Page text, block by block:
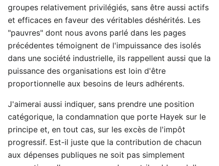
groupes relativement privilégiés, sans être aussi actifs
et efficaces en faveur des véritables déshérités. Les
"pauvres" dont nous avons parlé dans les pages
précédentes témoignent de l'impuissance des isolés
dans une société industrielle, ils rappellent aussi que la
puissance des organisations est loin d'être
proportionnelle aux besoins de leurs adhérents.
J'aimerai aussi indiquer, sans prendre une position
catégorique, la condamnation que porte Hayek sur le
principe et, en tout cas, sur les excès de l'impôt
progressif. Est-il juste que la contribution de chacun
aux dépenses publiques ne soit pas simplement